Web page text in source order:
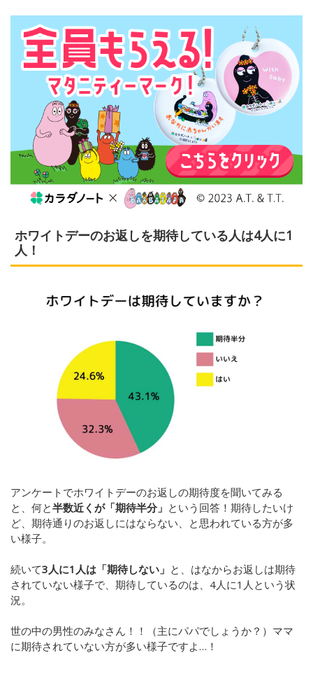
ホワイトデーのお返しを期待している人は4人に1
人！
アンケートでホワイトデーのお返しの期待度を聞いてみる
と、何と半数近くが「期待半分」 という回答！期待したいけ
ど、期待通りのお返しにはならない、と思われている方が多
い様子。
続いて3人に1人は「期待しない」 と、はなからお返しは期待
されていない様子で、期待しているのは、4人に1人という状
況。
世の中の男性のみなさん！！（主にパパでしょうか？）ママ
に期待されていない方が多い様子ですよ…！